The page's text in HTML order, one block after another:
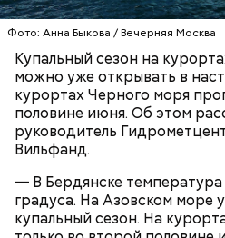
Фото: Анна Быкова / Вечерняя Москва
Купальный сезон на
можно уже открывать в
курортах Черного моря
половине июня. Об этом
руководитель
Вильфанд.
— В Бердянске температура
градуса. На Азовском море
купальный сезон. На